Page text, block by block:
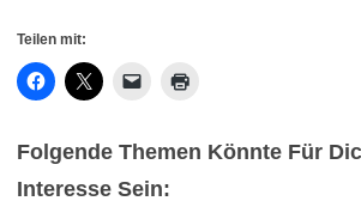
Teilen mit:
Folgende Themen Könnte Für
Interesse Sein: